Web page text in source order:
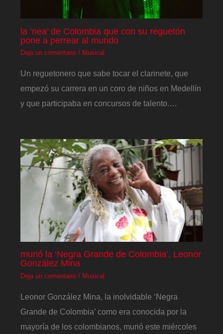
la ‘nea’ de Colombia que con su reguetón
pone a perrear al mundo
Deja un comentario / Musical
Un reguetonero que sabe tocar el clarinete, que
empezó su carrera en un coro de niños en Medellín
y que participaba en concursos de talento.…
murió la ‘Negra Grande de Colombia’, Leonor
González Mina
Deja un comentario / Musical
Leonor González Mina, la inolvidable ‘Negra
Grande de Colombia’ como era conocida por la
mayoría de los colombianos, murió este miércoles